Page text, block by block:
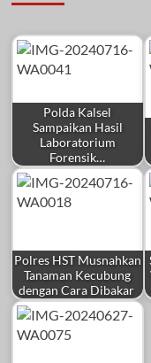
Polda Kalsel
Sampaikan Hasil
Laboratorium
Forensik…
Polres HST Musnahkan
Tanaman Kecubung
dengan Cara Dibakar